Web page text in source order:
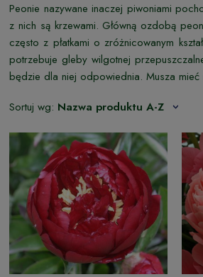
Peonie nazywane inaczej piwoniami
z nich są krzewami. Główną ozdobą
często z płatkami o zróżnicowanym
potrzebuje gleby wilgotnej
będzie dla niej odpowiednia. Musza
Sortuj wg: Nazwa produktu A-Z